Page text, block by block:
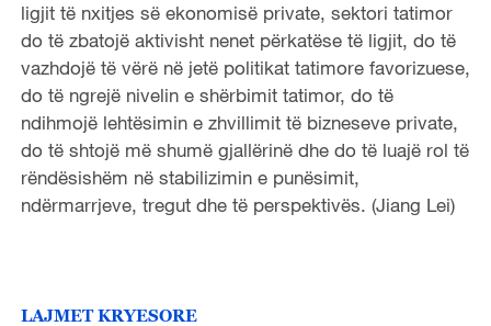
ligjit të nxitjes së ekonomisë private, sektori tatimor
do të zbatojë aktivisht nenet përkatëse të ligjit, do të
vazhdojë të vërë në jetë politikat tatimore favorizuese,
do të ngrejë nivelin e shërbimit tatimor, do të
ndihmojë lehtësimin e zhvillimit të bizneseve private,
do të shtojë më shumë gjallërinë dhe do të luajë rol të
rëndësishëm në stabilizimin e punësimit,
ndërmarrjeve, tregut dhe të perspektivës. (Jiang Lei)
LAJMET KRYESORE